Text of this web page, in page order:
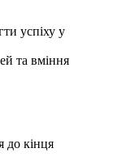
успіху у
та вміння
до кінця